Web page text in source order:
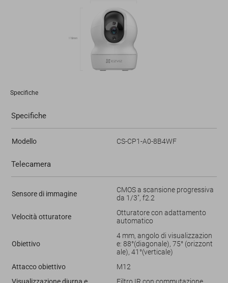
Specifiche
Specifiche
Modello CS-CP1-A0-8B4WF
Telecamera
Sensore di immagine
CMOS a scansione progressiva
da 1/3", f2.2
Velocità otturatore
Otturatore con adattamento
automatico
Obiettivo
4 mm, angolo di visualizzazion
e: 88°(diagonale), 75° (orizzont
ale), 41°(verticale)
Attacco obiettivo
M12
Visualizzazione diurna e
Filtro IR con commutazione